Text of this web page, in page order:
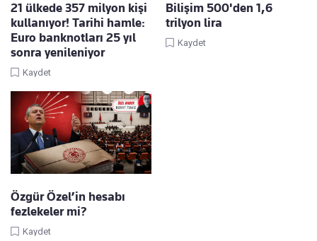
21 ülkede 357 milyon kişi
kullanıyor! Tarihi hamle:
Euro banknotları 25 yıl
sonra yenileniyor
Kaydet
Bilişim 500'den 1,6
trilyon lira
Kaydet
Özgür Özel’in hesabı
fezlekeler mi?
Kaydet